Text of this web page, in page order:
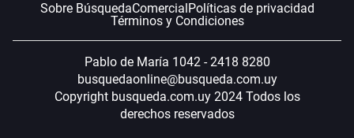
Sobre BúsquedaComercial Políticas de privacidad
Términos y Condiciones
Pablo de María 1042 - 2418 8280
busquedaonline@busqueda.com.uy
Copyright busqueda.com.uy 2024 Todos los
derechos reservados